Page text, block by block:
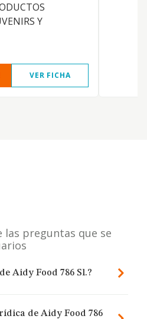
Y
VER FICHA
las preguntas que se
Aidy Food 786 Sl.?
de Aidy Food 786